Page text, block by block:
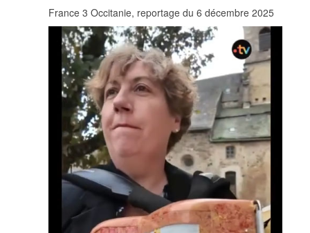
France 3 Occitanie, reportage du 6 décembre 2025